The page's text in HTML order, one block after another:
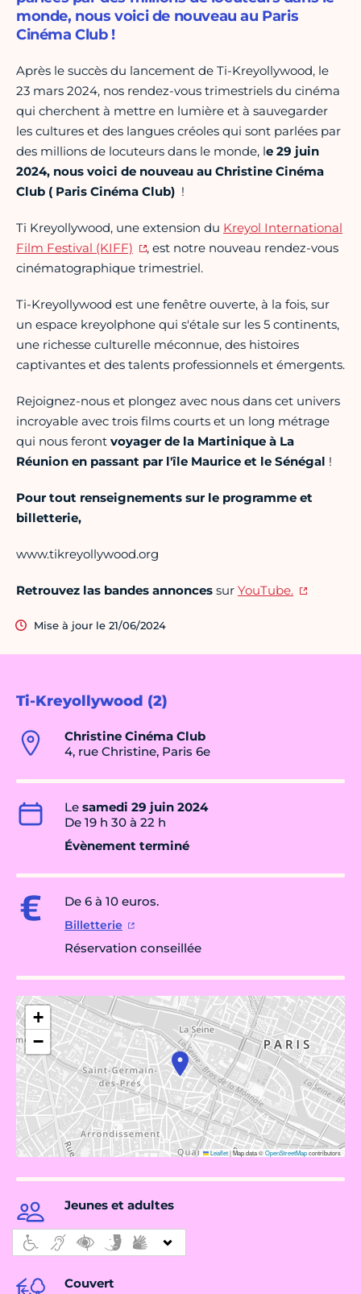
Ti-Kreyollywood (2)
Christine Cinéma Club
4, rue Christine, Paris 6e
Le samedi 29 juin 2024
De 19 h 30 à 22 h
Évènement terminé
De 6 à 10 euros.
Billetterie
Réservation conseillée
+
−
Leaflet|Map data ©OpenStreetMapcontributors
Jeunes et adultes
Couvert
monde, nous voici de nouveau au Paris
Cinéma Club !
Après le succès du lancement de Ti-Kreyollywood, le
23 mars 2024, nos rendez-vous trimestriels du cinéma
qui cherchent à mettre en lumière et à sauvegarder
les cultures et des langues créoles qui sont parlées par
des millions de locuteurs dans le monde, le 29 juin
2024, nous voici de nouveau au Christine Cinéma
Club ( Paris Cinéma Club) !
Ti Kreyollywood, une extension du Kreyol International
Film Festival (KIFF)
, est notre nouveau rendez-vous
cinématographique trimestriel.
Ti-Kreyollywood est une fenêtre ouverte, à la fois, sur
un espace kreyolphone qui s'étale sur les 5 continents,
une richesse culturelle méconnue, des histoires
captivantes et des talents professionnels et émergents.
Rejoignez-nous et plongez avec nous dans cet univers
incroyable avec trois films courts et un long métrage
qui nous feront voyager de la Martinique à La
Réunion en passant par l'île Maurice et le Sénégal !
Pour tout renseignements sur le programme et
billetterie,
www.tikreyollywood.org
Retrouvez las bandes annonces sur YouTube.
Mise à jour le 21/06/2024